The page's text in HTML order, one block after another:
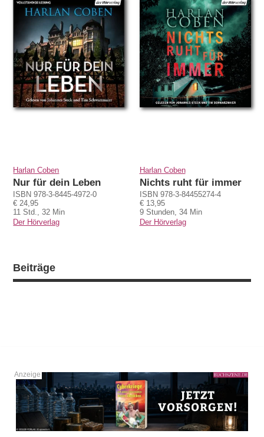
Harlan Coben
Nur für dein Leben
ISBN 978-3-8445-4972-0
€ 24,95
11 Std., 32 Min
Der Hörverlag
Harlan Coben
Nichts ruht für immer
ISBN 978-3-84455274-4
€ 13,95
9 Stunden, 34 Min
Der Hörverlag
Beiträge